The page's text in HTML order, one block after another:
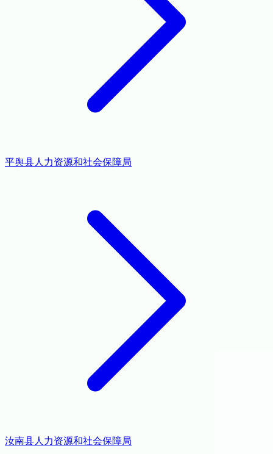
平舆县人力资源和社会保障局
汝南县人力资源和社会保障局